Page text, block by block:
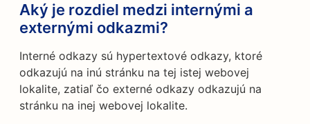
Aký je rozdiel medzi internými a
externými odkazmi?
Interné odkazy sú hypertextové odkazy, ktoré
odkazujú na inú stránku na tej istej webovej
lokalite, zatiaľ čo externé odkazy odkazujú na
stránku na inej webovej lokalite.